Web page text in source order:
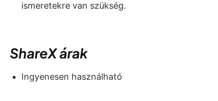
ismeretekre van szükség.
ShareX árak
Ingyenesen használható